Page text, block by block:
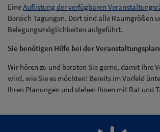
EineAuflistung der verfügbaren
Bereich Tagungen. Dort sind alle Raumgrößen
Belegungsmöglichkeiten aufgeführt.
Sie benötigen Hilfe bei der
Wir hören zu und beraten Sie gerne, damit Ihre
wird, wie Sie es möchten! Bereits im Vorfeld
Ihren Planungen und stehen Ihnen mit Rat und